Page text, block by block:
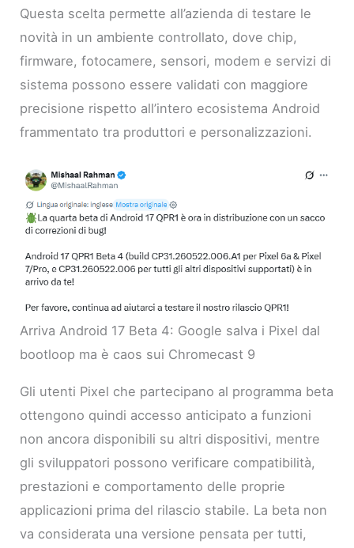
Questa scelta permette all’azienda di testare le
novità in un ambiente controllato, dove chip,
firmware, fotocamere, sensori, modem e servizi di
sistema possono essere validati con maggiore
precisione rispetto all’intero ecosistema Android
frammentato tra produttori e personalizzazioni.
Arriva Android 17 Beta 4: Google salva i Pixel dal
bootloop ma è caos sui Chromecast 9
Gli utenti Pixel che partecipano al programma beta
ottengono quindi accesso anticipato a funzioni
non ancora disponibili su altri dispositivi, mentre
gli sviluppatori possono verificare compatibilità,
prestazioni e comportamento delle proprie
applicazioni prima del rilascio stabile. La beta non
va considerata una versione pensata per tutti,